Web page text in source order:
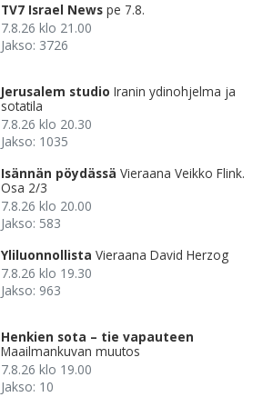
TV7 Israel News pe 7.8.
7.8.26 klo 21.00
Jakso: 3726
Jerusalem studio Iranin ydinohjelma ja
sotatila
7.8.26 klo 20.30
Jakso: 1035
Isännän pöydässä Vieraana Veikko Flink.
Osa 2/3
7.8.26 klo 20.00
Jakso: 583
Yliluonnollista Vieraana David Herzog
7.8.26 klo 19.30
Jakso: 963
Henkien sota – tie vapauteen
Maailmankuvan muutos
7.8.26 klo 19.00
Jakso: 10